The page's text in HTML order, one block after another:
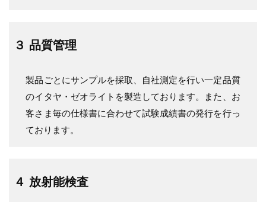
３ 品質管理
製品ごとにサンプルを採取、自社測定を行い一定品質
のイタヤ・ゼオライトを製造しております。また、お
客さま毎の仕様書に合わせて試験成績書の発行を行っ
ております。
４ 放射能検査